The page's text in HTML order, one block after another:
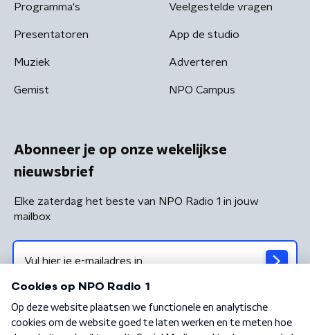
Programma's
Presentatoren
Muziek
Gemist
Veelgestelde vragen
App de studio
Adverteren
NPO Campus
Abonneer je op onze wekelijkse
nieuwsbrief
Elke zaterdag het beste van NPO Radio 1 in jouw
mailbox